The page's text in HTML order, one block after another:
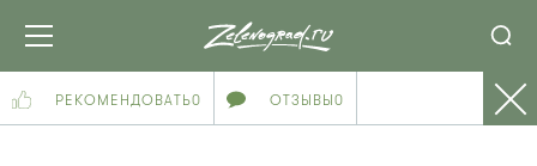
РЕКОМЕНДОВАТЬ0 ОТЗЫВЫ0